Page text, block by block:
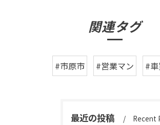
関連タグ
#市原市 #営業マン #
最近の投稿 Recent